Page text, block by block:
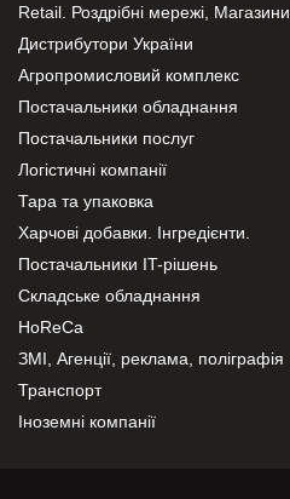
Retail. Роздрібні мережі, Магазини
Дистрибутори України
Агропромисловий комплекс
Постачальники обладнання
Постачальники послуг
Логістичні компанії
Тара та упаковка
Харчові добавки. Інгредієнти.
Постачальники IT-рішень
Складське обладнання
HoReCa
ЗМІ, Агенції, реклама, поліграфія
Транспорт
Іноземні компанії